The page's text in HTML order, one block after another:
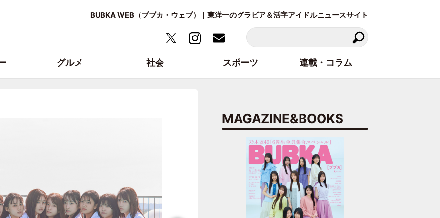
BUBKA WEB（ブブカ・ウェブ）｜東洋一のグラビア＆活字アイドルニュースサイト
MAGAZINE&BOOKS
グルメ 社会 スポーツ 連載・コラム